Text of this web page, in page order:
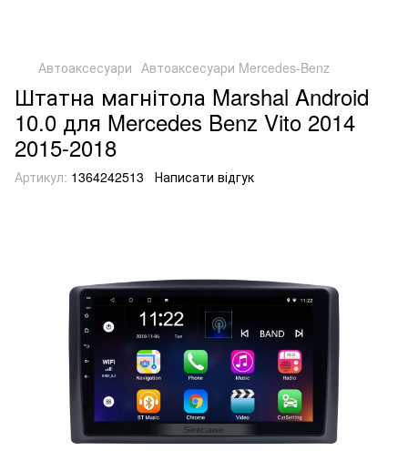
Автоаксесуари Автоаксесуари Mercedes-Benz
Штатна магнітола Marshal Android
10.0 для Mercedes Benz Vito 2014
2015-2018
Артикул: 1364242513 Написати відгук